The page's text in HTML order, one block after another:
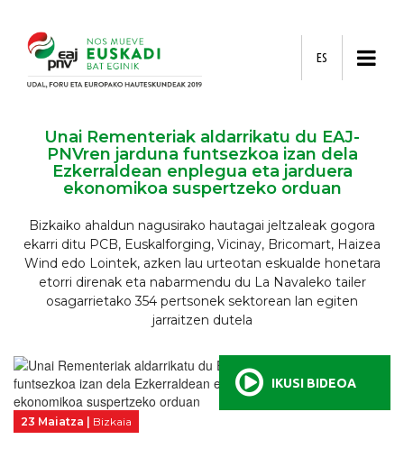
ES
Unai Rementeriak aldarrikatu du EAJ-
PNVren jarduna funtsezkoa izan dela
Ezkerraldean enplegua eta jarduera
ekonomikoa suspertzeko orduan
Bizkaiko ahaldun nagusirako hautagai jeltzaleak gogora
ekarri ditu PCB, Euskalforging, Vicinay, Bricomart, Haizea
Wind edo Lointek, azken lau urteotan eskualde honetara
etorri direnak eta nabarmendu du La Navaleko tailer
osagarrietako 354 pertsonek sektorean lan egiten
jarraitzen dutela
IKUSI BIDEOA
23 Maiatza | Bizkaia